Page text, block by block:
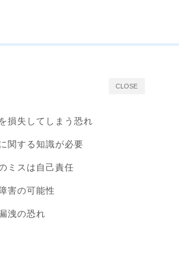
CLOSE
損失してしまう恐れ
関する知識が必要
ミスは自己責任
害の可能性
洩の恐れ